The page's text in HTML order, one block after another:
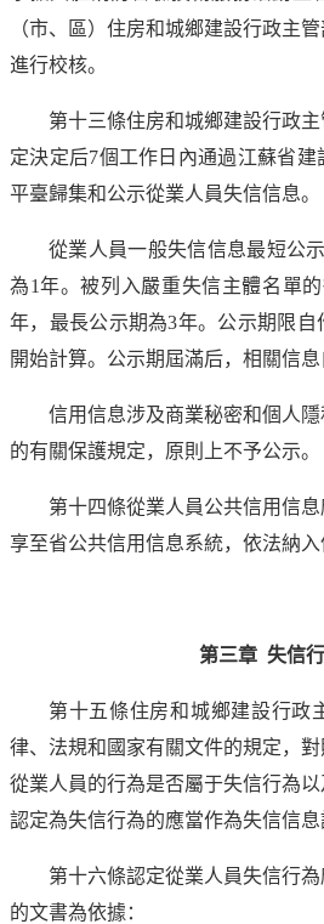
（市、區）住房和城鄉建設行政主
進行校核。
第十三條住房和城鄉建設行政
定決定后7個工作日內通過江蘇省
平臺歸集和公示從業人員失信信息。
從業人員一般失信信息最短公
為1年。被列入嚴重失信主體名單
年，最長公示期為3年。公示期限
開始計算。公示期屆滿后，相關信息
信用信息涉及商業秘密和個人
的有關保護規定，原則上不予公示。
第十四條從業人員公共信用信
享至省公共信用信息系統，依法納入
第三章 失信
第十五條住房和城鄉建設行政
律、法規和國家有關文件的規定，
從業人員的行為是否屬于失信行為
認定為失信行為的應當作為失信信息
第十六條認定從業人員失信行
的文書為依據：